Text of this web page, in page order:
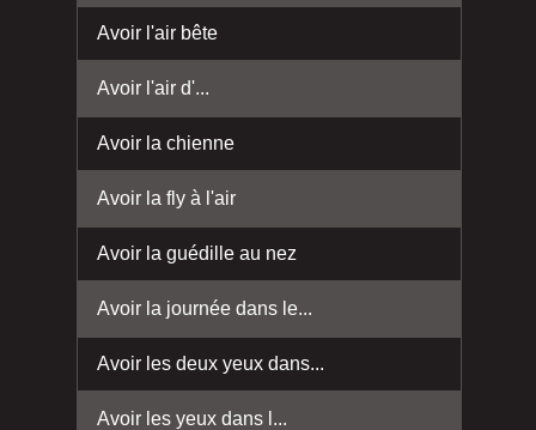
Avoir l'air bête
Avoir l'air d'...
Avoir la chienne
Avoir la fly à l'air
Avoir la guédille au nez
Avoir la journée dans le...
Avoir les deux yeux dans...
Avoir les yeux dans l...